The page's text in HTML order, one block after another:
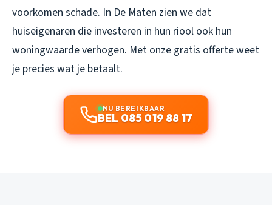
voorkomen schade. In De Maten zien we dat
huiseigenaren die investeren in hun riool ook hun
woningwaarde verhogen. Met onze gratis offerte weet
je precies wat je betaalt.
NU BEREIKBAAR
BEL 085 019 88 17